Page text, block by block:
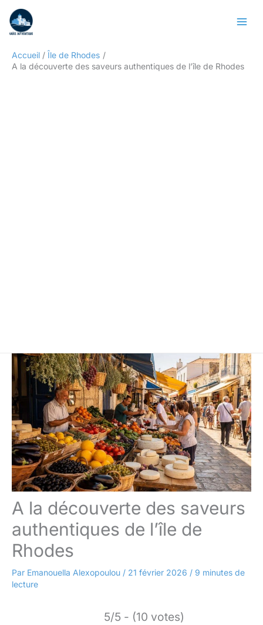
contenu
Accueil
Île de Rhodes
A la découverte des saveurs authentiques de l’île de Rhodes
A la découverte des saveurs
authentiques de l’île de
Rhodes
Par Emanouella Alexopoulou / 21 février 2026 / 9 minutes de
lecture
5/5 - (10 votes)
Rechercher